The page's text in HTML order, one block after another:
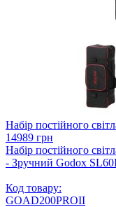
Набір постійного
14989 грн
Набір постійного
- Зручний Godox
Код товару:
GOAD200PROII